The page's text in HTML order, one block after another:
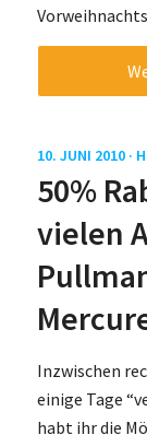
10. JUNI 2010 ·
50%
vielen
Inzwischen
einige Tage
habt ihr die